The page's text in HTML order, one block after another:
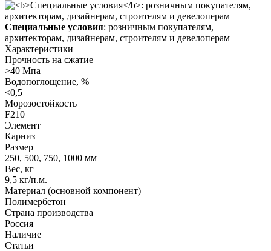
Специальные условия: розничным покупателям,
архитекторам, дизайнерам, строителям и девелоперам
Характеристики
Прочность на сжатие
>40 Мпа
Водопоглощение, %
<0,5
Морозостойкость
F210
Элемент
Карниз
Размер
250, 500, 750, 1000 мм
Вес, кг
9,5 кг/п.м.
Материал (основной компонент)
Полимербетон
Страна производства
Россия
Наличие
Статьи